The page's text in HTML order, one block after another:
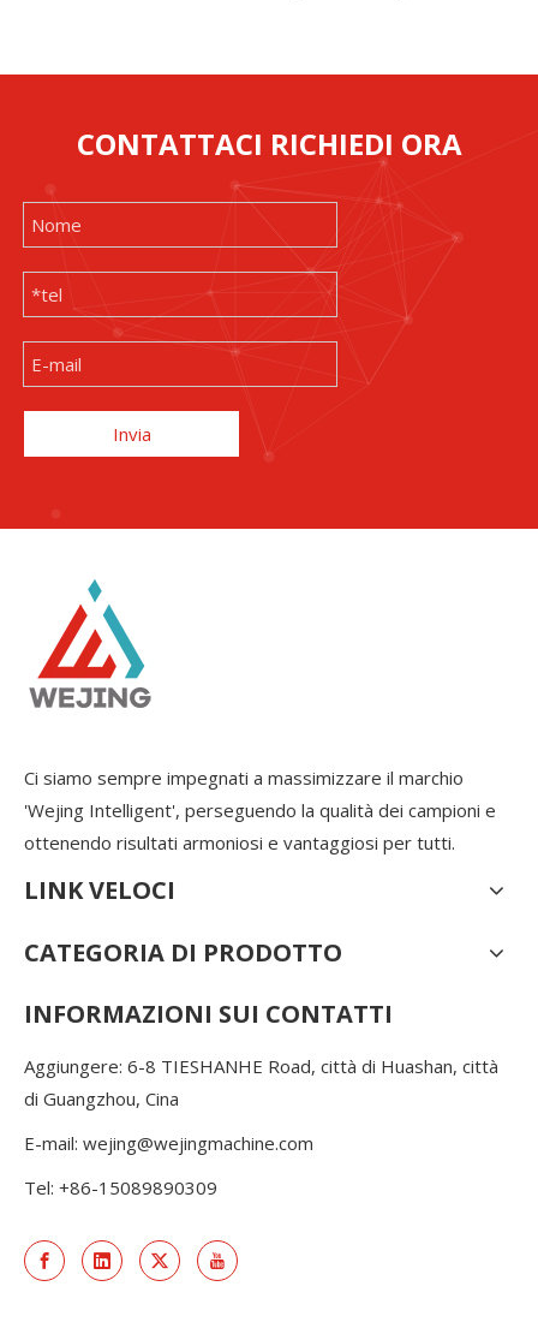
CONTATTACI RICHIEDI ORA
Invia
Ci siamo sempre impegnati a massimizzare il marchio
'Wejing Intelligent', perseguendo la qualità dei campioni e
ottenendo risultati armoniosi e vantaggiosi per tutti.
LINK VELOCI
CATEGORIA DI PRODOTTO
INFORMAZIONI SUI CONTATTI
Aggiungere: 6-8 TIESHANHE Road, città di Huashan, città
di Guangzhou, Cina
E-mail: wejing@wejingmachine.com
Tel: +86-15089890309